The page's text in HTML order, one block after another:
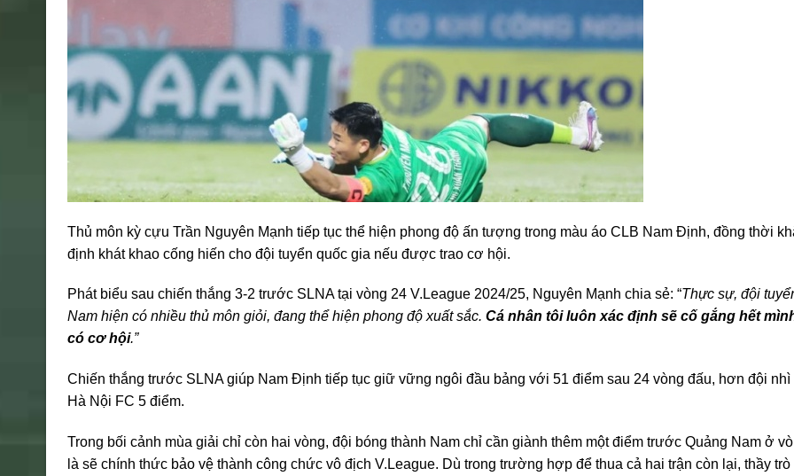
Thủ môn kỳ cựu Trần Nguyên Mạnh tiếp tục thể hiện phong độ ấn tượng trong màu áo CLB Nam Định, đồng thời
định khát khao cống hiến cho đội tuyển quốc gia nếu được trao cơ hội.
Phát biểu sau chiến thắng 3-2 trước SLNA tại vòng 24 V.League 2024/25, Nguyên Mạnh chia sẻ: “Thực sự, đội
Nam hiện có nhiều thủ môn giỏi, đang thể hiện phong độ xuất sắc. Cá nhân tôi luôn xác định sẽ cố gắng hết
có cơ hội.”
Chiến thắng trước SLNA giúp Nam Định tiếp tục giữ vững ngôi đầu bảng với 51 điểm sau 24 vòng đấu, hơn đội nhì
Hà Nội FC 5 điểm.
Trong bối cảnh mùa giải chỉ còn hai vòng, đội bóng thành Nam chỉ cần giành thêm một điểm trước Quảng Nam ở
là sẽ chính thức bảo vệ thành công chức vô địch V.League. Dù trong trường hợp để thua cả hai trận còn lại, thầy trò